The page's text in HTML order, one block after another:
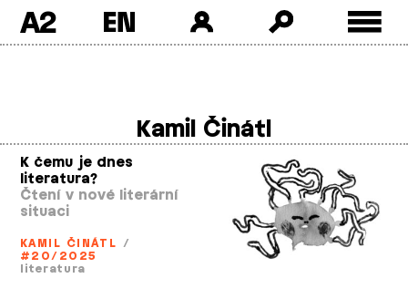
A2
Kamil Činátl
K čemu je dnes
literatura?
Čtení v nové literární
situaci
KAMIL ČINÁTL /
#20/2025
literatura